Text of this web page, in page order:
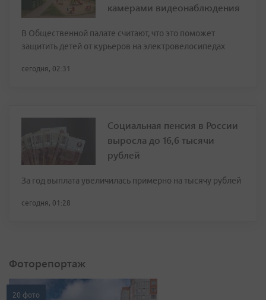
камерами видеонаблюдения
В Общественной палате считают, что это поможет
защитить детей от курьеров на электровелосипедах
сегодня, 02:31
Социальная пенсия в России
выросла до 16,6 тысячи
рублей
За год выплата увеличилась примерно на тысячу рублей
сегодня, 01:28
Фоторепортаж
20 фото